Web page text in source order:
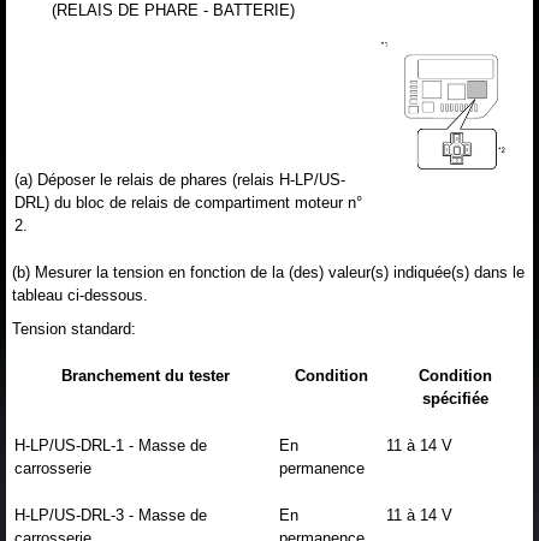
(RELAIS DE PHARE - BATTERIE)
(a) Déposer le relais de phares (relais H-LP/US-
DRL) du bloc de relais de compartiment moteur n°
2.
(b) Mesurer la tension en fonction de la (des) valeur(s) indiquée(s) dans le
tableau ci-dessous.
Tension standard:
Branchement du tester Condition
Condition
spécifiée
H-LP/US-DRL-1 - Masse de
carrosserie
En
permanence
11 à 14 V
H-LP/US-DRL-3 - Masse de
En
11 à 14 V